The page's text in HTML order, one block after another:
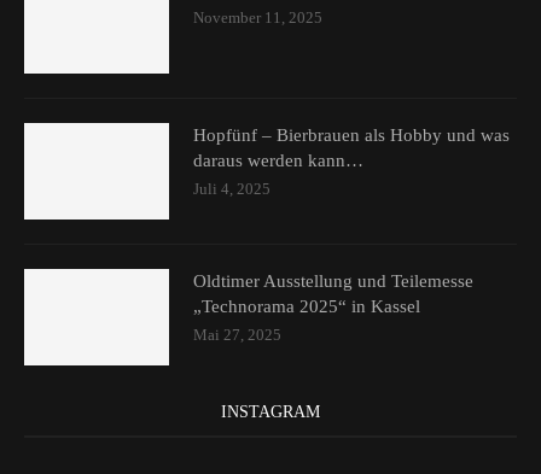
November 11, 2025
Hopfünf – Bierbrauen als Hobby und was
daraus werden kann…
Juli 4, 2025
Oldtimer Ausstellung und Teilemesse
„Technorama 2025“ in Kassel
Mai 27, 2025
INSTAGRAM